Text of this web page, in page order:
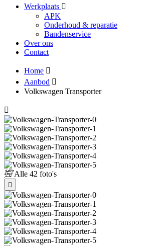
Werkplaats
APK
Onderhoud & reparatie
Bandenservice
Over ons
Contact
Home
Aanbod
Volkswagen Transporter
Alle 42 foto's